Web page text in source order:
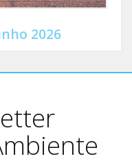
2026